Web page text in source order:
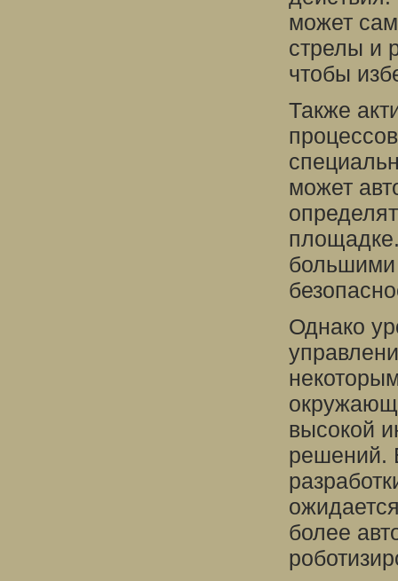
может
стрелы и
чтобы
Также
может
большими
Однако
высокой
решений.
более